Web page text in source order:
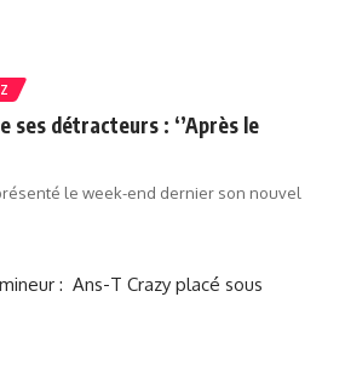
ses détracteurs : ‘’Après le
le week-end dernier son nouvel